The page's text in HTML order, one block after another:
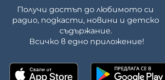
Получи достъп до любимото си
радио, подкасти, новини и детско
съдържание.
Всичко в едно приложение!